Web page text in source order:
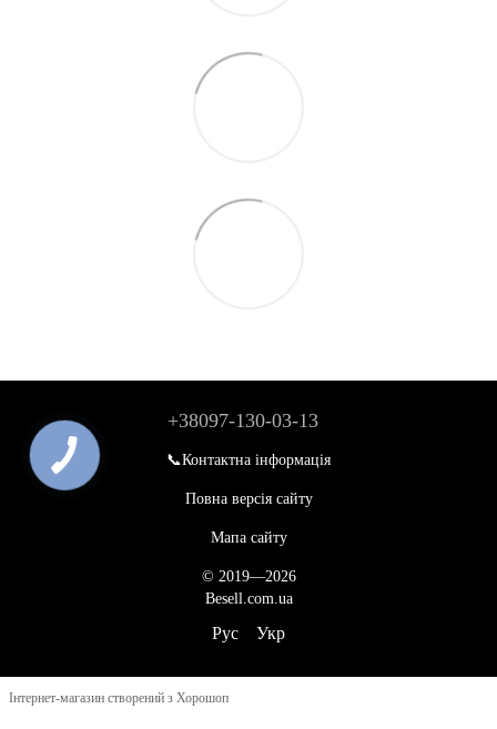
+38097-130-03-13
📞Контактна інформація
Повна версія сайту
Мапа сайту
© 2019—2026
Besell.com.ua
Рус Укр
Інтернет-магазин створений з Хорошоп